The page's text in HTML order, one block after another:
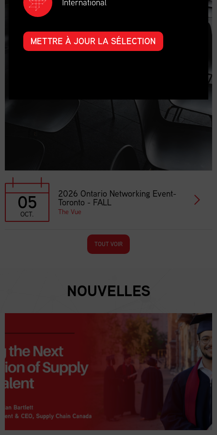
05
OCT.
2026 Ontario Networking Event-
Toronto - FALL
The Vue
TOUT VOIR
NOUVELLES
METTRE À JOUR LA SÉLECTION